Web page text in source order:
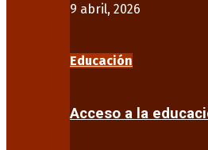
9 abril, 2026
Educación
Acceso a la